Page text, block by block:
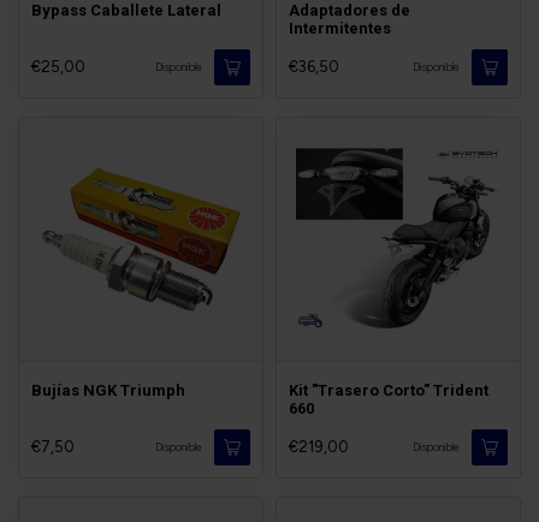
Bypass Caballete Lateral
€25,00 Disponible
Adaptadores de
Intermitentes
€36,50 Disponible
Bujías NGK Triumph
€7,50 Disponible
Kit "Trasero Corto" Trident
660
€219,00 Disponible